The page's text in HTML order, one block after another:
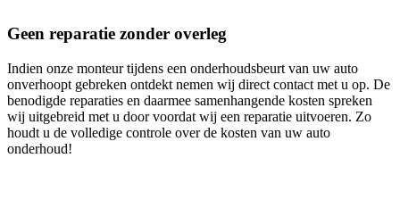
Geen reparatie zonder overleg
Indien onze monteur tijdens een onderhoudsbeurt van uw auto
onverhoopt gebreken ontdekt nemen wij direct contact met u op. De
benodigde reparaties en daarmee samenhangende kosten spreken
wij uitgebreid met u door voordat wij een reparatie uitvoeren. Zo
houdt u de volledige controle over de kosten van uw auto
onderhoud!